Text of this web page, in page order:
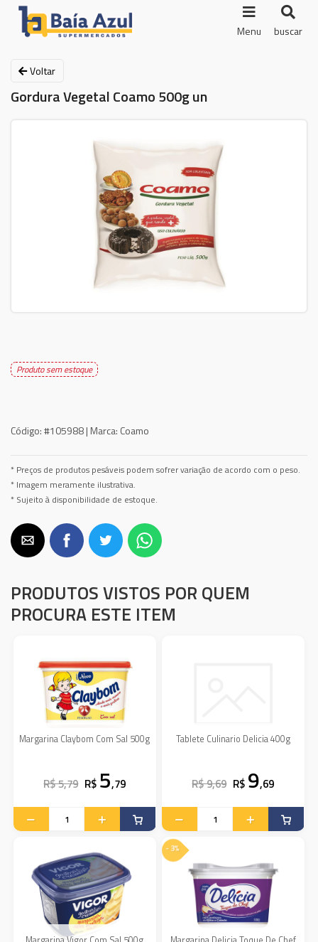
Menu buscar
Voltar
Gordura Vegetal Coamo 500g un
Produto sem estoque
Código:#105988 | Marca: Coamo
* Preços de produtos pesáveis podem sofrer variação de acordo com o peso.
* Imagem meramente ilustrativa.
* Sujeito à disponibilidade de estoque.
PRODUTOS VISTOS POR QUEM
PROCURA ESTE ITEM
Margarina Claybom Com Sal 500g
R$ 5,79 R$ 5,79
Tablete Culinario Delicia 400g
R$ 9,69 R$ 9,69
- 3%